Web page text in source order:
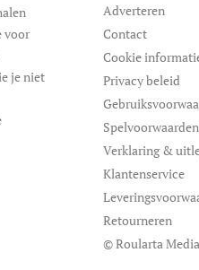
voor
je niet
Adverteren
Contact
Cookie
Privacy beleid
Spelvoorwaarden
Verklaring &
Klantenservice
Retourneren
© Roularta